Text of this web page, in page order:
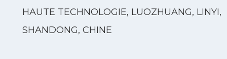
HAUTE TECHNOLOGIE, LUOZHUANG, LINYI,
SHANDONG, CHINE